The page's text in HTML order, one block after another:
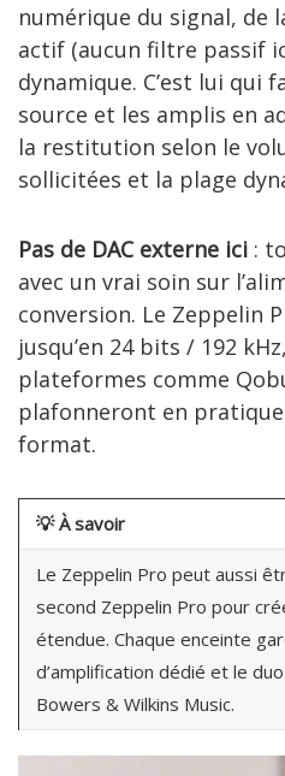
numérique du signal, de
actif (aucun filtre passif
dynamique. C’est lui qui
source et les amplis en
la restitution selon le
sollicitées et la plage
Pas de DAC externe ici :
avec un vrai soin sur
conversion. Le Zeppelin
jusqu’en 24 bits / 192
plateformes comme
plafonneront en pratique
format.
💡À savoir
Le Zeppelin Pro peut aussi
second Zeppelin Pro pour
étendue. Chaque enceinte
d’amplification dédié et le
Bowers & Wilkins Music.